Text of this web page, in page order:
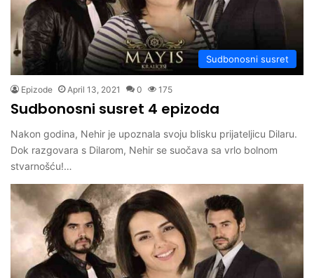
Sudbonosni susret
Epizode April 13, 2021 0 175
Sudbonosni susret 4 epizoda
Nakon godina, Nehir je upoznala svoju blisku prijateljicu Dilaru.
Dok razgovara s Dilarom, Nehir se suočava sa vrlo bolnom
stvarnošću!…